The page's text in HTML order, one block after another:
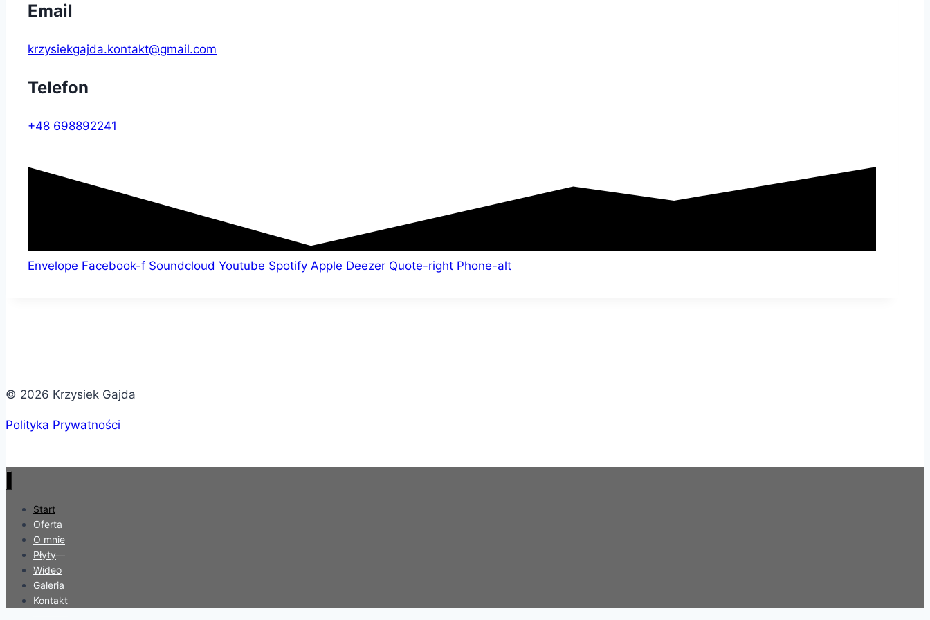
Email
krzysiekgajda.kontakt@gmail.com
Telefon
+48 698892241
Envelope Facebook-f Soundcloud Youtube Spotify Apple Deezer Quote-right Phone-alt
© 2026 Krzysiek Gajda
Polityka Prywatności
Start
Oferta
O mnie
Płyty
Wideo
Galeria
Kontakt